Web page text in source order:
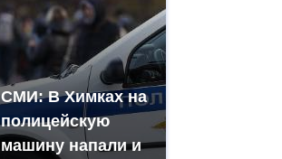
СМИ: В Химках на
полицейскую
машину напали и